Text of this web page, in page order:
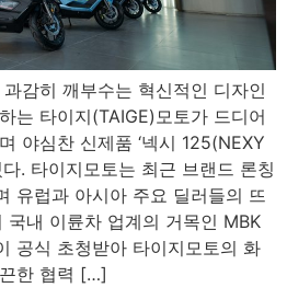
감히 깨부수는 혁신적인 디자인
는 타이지(TAIGE)모토가 드디어
야심찬 신제품 ‘넥시 125(NEXY
. 타이지모토는 최근 브랜드 론칭
유럽과 아시아 주요 딜러들의 뜨
국내 이륜차 업계의 거목인 MBK
공식 초청받아 타이지모토의 화
한 협력 […]